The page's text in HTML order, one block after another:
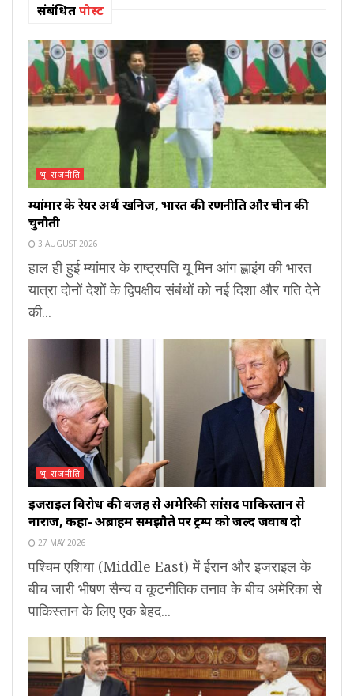
संबंधितपोस्ट
भू-राजनीति
म्यांमार के रेयर अर्थ खनिज, भारत की रणनीति और चीन की
चुनौती
3 AUGUST 2026
हाल ही हुई म्यांमार के राष्ट्रपति यू मिन आंग ह्लाइंग की भारत
यात्रा दोनों देशों के द्विपक्षीय संबंधों को नई दिशा और गति देने
की...
भू-राजनीति
इजराइल विरोध की वजह से अमेरिकी सांसद पाकिस्तान से
नाराज, कहा- अब्राहम समझौते पर ट्रम्प को जल्द जवाब दो
27 MAY 2026
पश्चिम एशिया (Middle East) में ईरान और इजराइल के
बीच जारी भीषण सैन्य व कूटनीतिक तनाव के बीच अमेरिका से
पाकिस्तान के लिए एक बेहद...